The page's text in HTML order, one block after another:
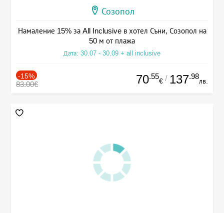
Созопол
Намаление 15% за All Inclusive в хотел Съни, Созопол на
50 м от плажа
Дата: 30.07 - 30.09 + all inclusive
-15%
83.00€ 70.55
€ / 137.98
лв.